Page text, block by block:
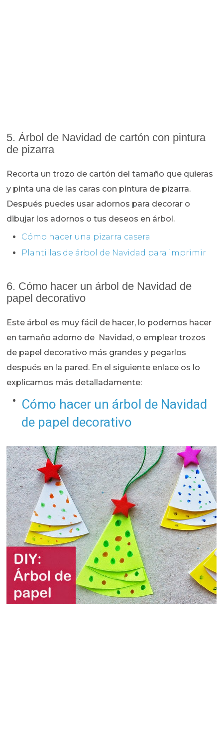
5. Árbol de Navidad de cartón con pintura
de pizarra
Recorta un trozo de cartón del tamaño que quieras
y pinta una de las caras con pintura de pizarra.
Después puedes usar adornos para decorar o
dibujar los adornos o tus deseos en árbol.
Cómo hacer una pizarra casera
Plantillas de árbol de Navidad para imprimir
6. Cómo hacer un árbol de Navidad de
papel decorativo
Este árbol es muy fácil de hacer, lo podemos hacer
en tamaño adorno de Navidad, o emplear trozos
de papel decorativo más grandes y pegarlos
después en la pared. En el siguiente enlace os lo
explicamos más detalladamente:
Cómo hacer un árbol de Navidad
de papel decorativo